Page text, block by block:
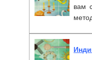
вам